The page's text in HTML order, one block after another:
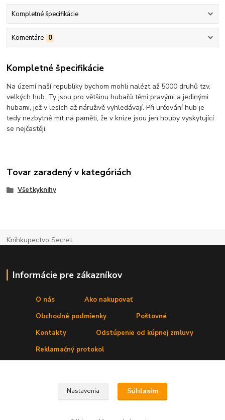
Kompletné špecifikácie
Komentáre 0
Kompletné špecifikácie
Na území naší republiky bychom mohli nalézt až 5000 druhů tzv.
velkých hub. Ty jsou pro většinu hubařů těmi pravými a jedinými
hubami, jež v lesích až náruživě vyhledávají. Při určování hub je
tedy nezbytné mít na paměti, že v knize jsou jen houby vyskytující
se nejčastěji.
Tovar zaradený v kategóriách
Všetkyknihy
Kníhkupectvo Secret
Informácie pre zákazníkov
O nás
Ako nakupovať
Obchodné podmienky
Poštovné
Kontakty
Odstúpenie od kúpnej zmluvy
Reklamačný protokol
Kde nás nájdeteNastavenia Súhlasím